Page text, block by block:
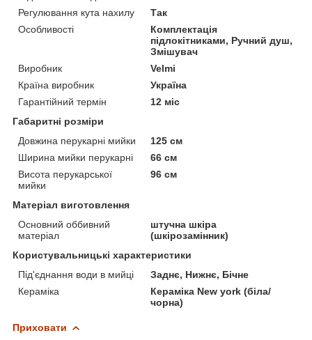
Регулювання кута нахилу
Так
Особливості
Комплектація
підлокітниками, Ручний душ,
Змішувач
Виробник
Velmi
Країна виробник
Україна
Гарантійний термін
12 міс
Габаритні розміри
Довжина перукарні мийки
125 см
Ширина мийки перукарні
66 см
Висота перукарської
мийки
96 см
Матеріал виготовлення
Основний оббивний
матеріал
штучна шкіра
(шкірозамінник)
Користувальницькі характеристики
Під'єднання води в мийці
Заднє, Нижнє, Бічне
Кераміка
Кераміка New york (біла/
чорна)
Приховати